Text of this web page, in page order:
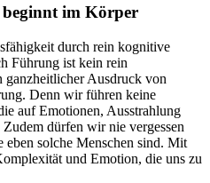
im Körper
durch rein kognitive
Führung ist kein rein
ganzheitlicher Ausdruck von
Denn wir führen keine
auf Emotionen, Ausstrahlung
dürfen wir nie vergessen
eben solche Menschen sind. Mit
und Emotion, die uns zu